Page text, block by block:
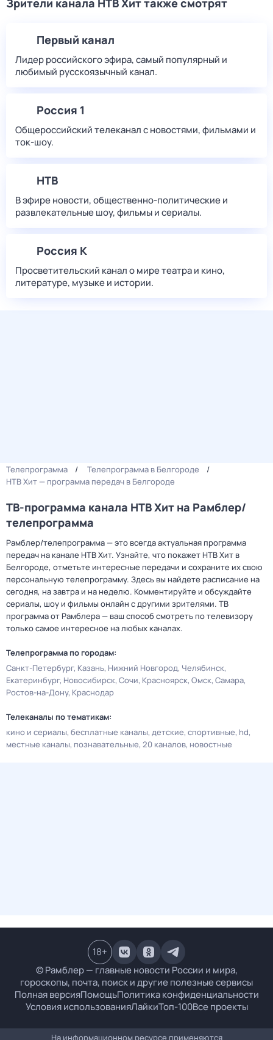
Зрители канала НТВ Хит также смотрят
Первый канал
Лидер российского эфира, самый популярный и
любимый русскоязычный канал.
Россия 1
Общероссийский телеканал с новостями, фильмами и
ток-шоу.
НТВ
В эфире новости, общественно-политические и
развлекательные шоу, фильмы и сериалы.
Россия К
Просветительский канал о мире театра и кино,
литературе, музыке и истории.
Телепрограмма
Телепрограмма в Белгороде
НТВ Хит — программа передач в Белгороде
ТВ-программа канала НТВ Хит на Рамблер/
телепрограмма
Рамблер/телепрограмма — это всегда актуальная программа
передач на канале НТВ Хит. Узнайте, что покажет НТВ Хит в
Белгороде, отметьте интересные передачи и сохраните их свою
персональную телепрограмму. Здесь вы найдете расписание на
сегодня, на завтра и на неделю. Комментируйте и обсуждайте
сериалы, шоу и фильмы онлайн с другими зрителями. ТВ
программа от Рамблера — ваш способ смотреть по телевизору
только самое интересное на любых каналах.
Телепрограмма по городам:
Санкт-Петербург Казань Нижний Новгород Челябинск
Екатеринбург Новосибирск Сочи Красноярск Омск Самара
Ростов-на-Дону Краснодар
Телеканалы по тематикам:
кино и сериалы бесплатные каналы детские спортивные hd
местные каналы познавательные 20 каналов новостные
© Рамблер — главные новости России и мира,
гороскопы, почта, поиск и другие полезные сервисы
Полная версияПомощьПолитика конфиденциальности
Условия использованияЛайкиТоп-100Все проекты
18+
На информационном ресурсе применяются